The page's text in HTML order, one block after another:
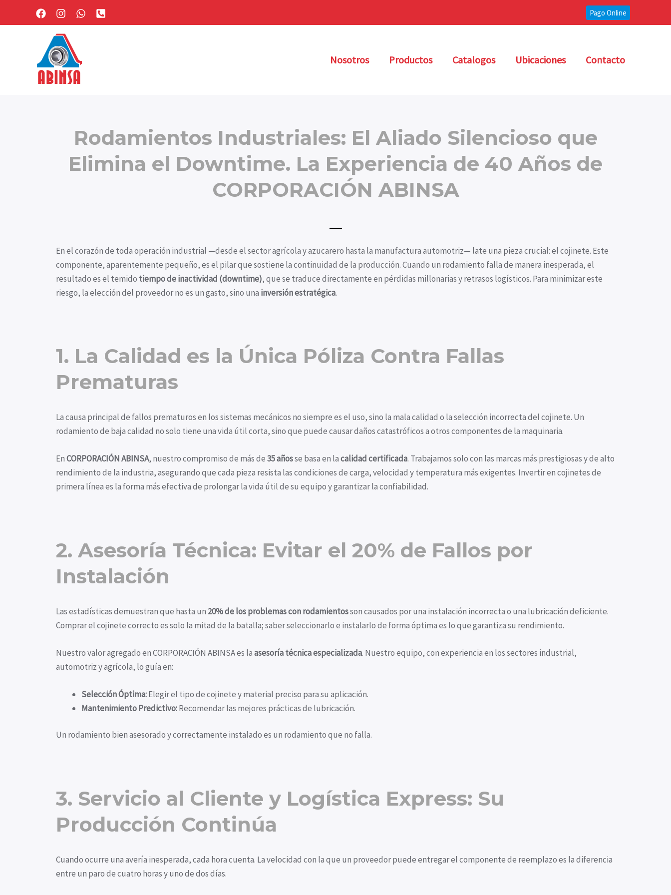
Pago Online
Nosotros Productos Catalogos Ubicaciones Contacto
Rodamientos Industriales: El Aliado Silencioso que
Elimina el Downtime. La Experiencia de 40 Años de
CORPORACIÓN ABINSA
En el corazón de toda operación industrial —desde el sector agrícola y azucarero hasta la manufactura automotriz— late una pieza crucial: el cojinete. Este
componente, aparentemente pequeño, es el pilar que sostiene la continuidad de la producción. Cuando un rodamiento falla de manera inesperada, el
resultado es el temido tiempo de inactividad (downtime), que se traduce directamente en pérdidas millonarias y retrasos logísticos. Para minimizar este
riesgo, la elección del proveedor no es un gasto, sino una inversión estratégica.
1. La Calidad es la Única Póliza Contra Fallas
Prematuras
La causa principal de fallos prematuros en los sistemas mecánicos no siempre es el uso, sino la mala calidad o la selección incorrecta del cojinete. Un
rodamiento de baja calidad no solo tiene una vida útil corta, sino que puede causar daños catastróficos a otros componentes de la maquinaria.
EnCORPORACIÓN ABINSA, nuestro compromiso de más de35 añosse basa en lacalidad certificada. Trabajamos solo con las marcas más prestigiosas y de alto
rendimiento de la industria, asegurando que cada pieza resista las condiciones de carga, velocidad y temperatura más exigentes. Invertir en cojinetes de
primera línea es la forma más efectiva de prolongar la vida útil de su equipo y garantizar la confiabilidad.
2. Asesoría Técnica: Evitar el 20% de Fallos por
Instalación
Las estadísticas demuestran que hasta un 20% de los problemas con rodamientosson causados por una instalación incorrecta o una lubricación deficiente.
Comprar el cojinete correcto es solo la mitad de la batalla; saber seleccionarlo e instalarlo de forma óptima es lo que garantiza su rendimiento.
Nuestro valor agregado en CORPORACIÓN ABINSA es laasesoría técnica especializada. Nuestro equipo, con experiencia en los sectores industrial,
automotriz y agrícola, lo guía en:
Selección Óptima:Elegir el tipo de cojinete y material preciso para su aplicación.
Mantenimiento Predictivo:Recomendar las mejores prácticas de lubricación.
Un rodamiento bien asesorado y correctamente instalado es un rodamiento que no falla.
3. Servicio al Cliente y Logística Express: Su
Producción Continúa
Cuando ocurre una avería inesperada, cada hora cuenta. La velocidad con la que un proveedor puede entregar el componente de reemplazo es la diferencia
entre un paro de cuatro horas y uno de dos días.